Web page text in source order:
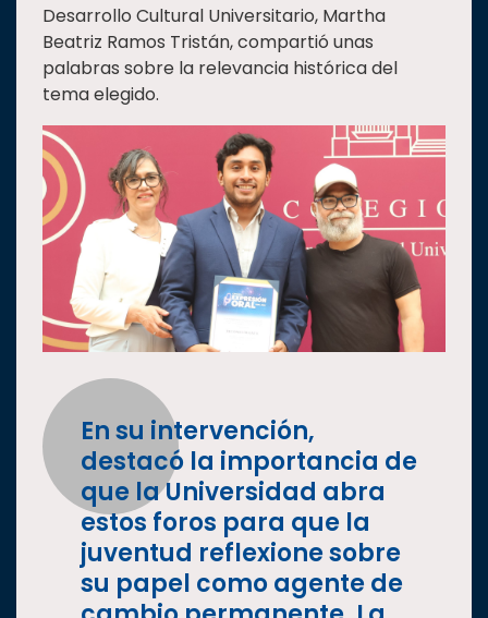
Desarrollo Cultural Universitario, Martha
Beatriz Ramos Tristán, compartió unas
palabras sobre la relevancia histórica del
tema elegido.
En su intervención,
destacó la importancia de
que la Universidad abra
estos foros para que la
juventud reflexione sobre
su papel como agente de